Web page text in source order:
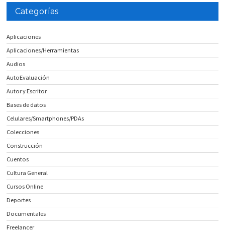
Categorías
Aplicaciones
Aplicaciones/Herramientas
Audios
AutoEvaluación
Autor y Escritor
Bases de datos
Celulares/Smartphones/PDAs
Colecciones
Construcción
Cuentos
Cultura General
Cursos Online
Deportes
Documentales
Freelancer